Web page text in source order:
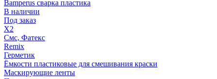
Bamperus сварка пластика
В наличии
Под заказ
X2
Смс, Фатекс
Remix
Герметик
Ёмкости пластиковые для смешивания краски
Маскирующие ленты